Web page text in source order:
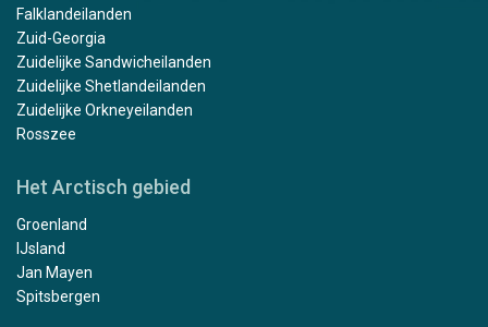
Falklandeilanden
Zuid-Georgia
Zuidelijke Sandwicheilanden
Zuidelijke Shetlandeilanden
Zuidelijke Orkneyeilanden
Rosszee
Het Arctisch gebied
Groenland
IJsland
Jan Mayen
Spitsbergen